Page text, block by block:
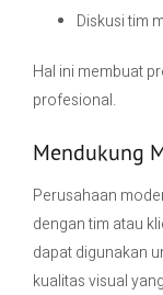
Diskusi tim
Hal ini membuat
profesional.
Mendukung
Perusahaan
dengan tim atau
dapat digunakan
kualitas visual